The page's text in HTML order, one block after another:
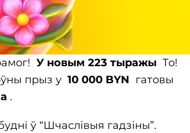
У новым 223 тыражы То!
прыз у 10 000 BYN гатовы
.
ў “Шчаслівыя гадзіны”.